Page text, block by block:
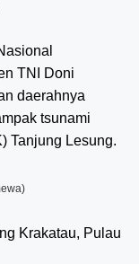
TNI Doni
daerahnya
tsunami
Tanjung Lesung.
Krakatau, Pulau